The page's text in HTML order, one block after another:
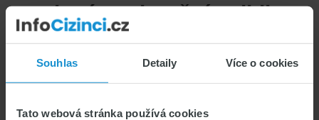
Souhlas Detaily Více o cookies
Tato webová stránka používá cookies
azylové a migrační politiky
v Praze
ČR VÍZOVÉ INFORMACE & LEGISLATIVA V ČR